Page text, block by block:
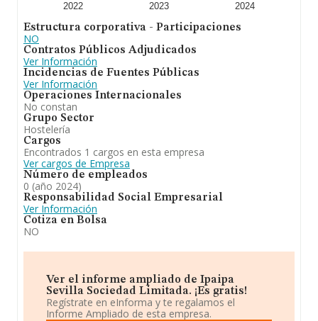
2022 2023 2024
Estructura corporativa - Participaciones
NO
Contratos Públicos Adjudicados
Ver Información
Incidencias de Fuentes Públicas
Ver Información
Operaciones Internacionales
No constan
Grupo Sector
Hostelería
Cargos
Encontrados 1 cargos en esta empresa
Ver cargos de Empresa
Número de empleados
0 (año 2024)
Responsabilidad Social Empresarial
Ver Información
Cotiza en Bolsa
NO
Ver el informe ampliado de Ipaipa
Sevilla Sociedad Limitada. ¡Es gratis!
Regístrate en eInforma y te regalamos el
Informe Ampliado de esta empresa.